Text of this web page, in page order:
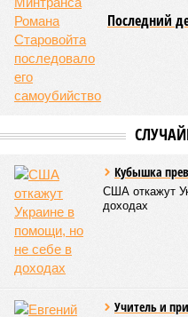
неизбежным следствием
протяжении всей нашей
воздействием внешних
ультрафиолет, а иногда…
«потому что». И учёные до
почему.
Некоторые мутации не
приводят к
она погибает.
«У 80-
присутствуют тысячи
организма нет механики,
вернуться и исправить
геноме,– рассказывает
университете. – На